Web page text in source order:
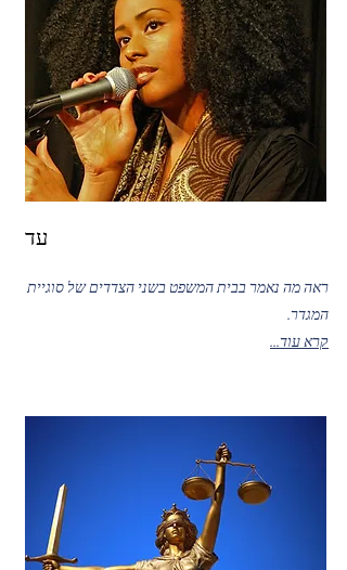
עד
ראה מה נאמר בבית המשפט בשני הצדדים של סוגיית
המגדר.
קרא עוד...